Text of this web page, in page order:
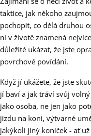
taktice, jak někoho
pochopit, co dělá druhou
ni v životě znamená
důležité ukázat, že jste
povrchové povídání.
Když jí ukážete, že jste
jí baví a jak tráví svůj
jako osoba, ne jen jako
jízdu na koni, výtvarné
jakýkoli jiný koníček - ať